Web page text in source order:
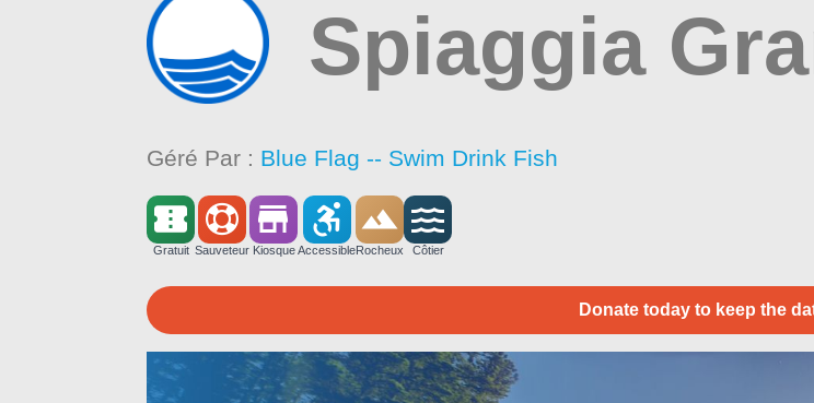
Spiaggia
Géré Par : Blue Flag -- Swim Drink Fish
Gratuit Sauveteur Kiosque AccessibleRocheux Côtier
Donate today to keep the